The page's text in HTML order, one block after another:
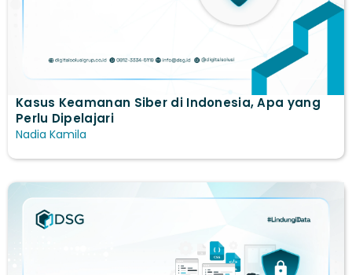
Kasus Keamanan Siber di Indonesia, Apa yang
Perlu Dipelajari
Nadia Kamila